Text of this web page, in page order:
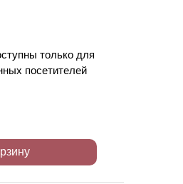
только для
посетителей